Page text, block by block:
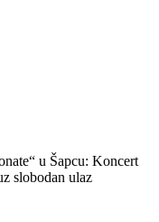
u Šapcu: Koncert
slobodan ulaz